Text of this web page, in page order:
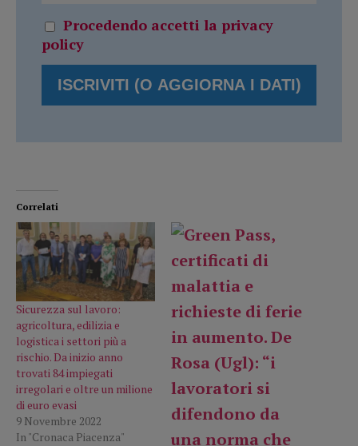
Procedendo accetti la privacy
policy
Correlati
Sicurezza sul lavoro:
agricoltura, edilizia e
logistica i settori più a
rischio. Da inizio anno
trovati 84 impiegati
irregolari e oltre un milione
di euro evasi
9 Novembre 2022
In "Cronaca Piacenza"